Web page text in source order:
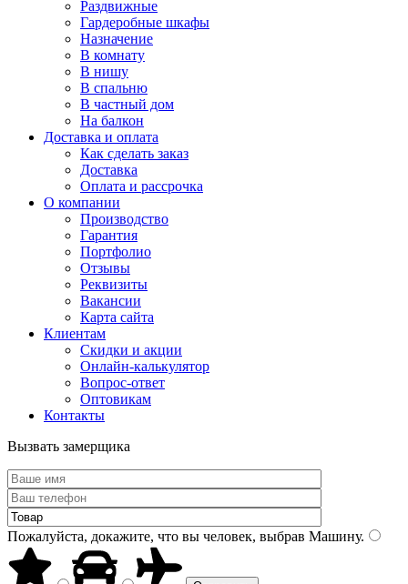
Раздвижные
Гардеробные шкафы
Назначение
В комнату
В нишу
В спальню
В частный дом
На балкон
Доставка и оплата
Как сделать заказ
Доставка
Оплата и рассрочка
О компании
Производство
Гарантия
Портфолио
Отзывы
Реквизиты
Вакансии
Карта сайта
Клиентам
Скидки и акции
Онлайн-калькулятор
Вопрос-ответ
Оптовикам
Контакты
Вызвать замерщика
Пожалуйста, докажите, что вы человек, выбрав Машину.